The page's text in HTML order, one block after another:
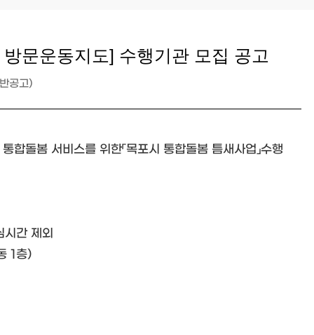
문운동지도] 수행기관 모집 공고
공고)
돌봄 서비스를 위한「목포시 통합돌봄 틈새사업」수행
간 제외
1층)